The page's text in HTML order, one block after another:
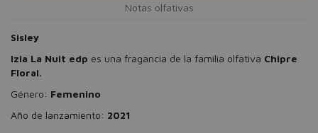
Notas olfativas
Sisley
Izia La Nuit edp es una fragancia de la familia olfativa Chipre
Floral.
Género: Femenino
Año de lanzamiento: 2021